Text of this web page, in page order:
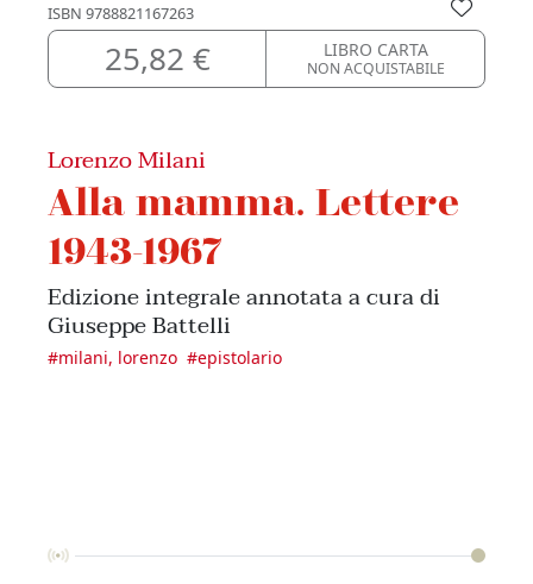
ISBN 9788821167263
25,82 € LIBRO CARTA
NON ACQUISTABILE
Lorenzo Milani
Alla mamma. Lettere
1943-1967
Edizione integrale annotata a cura di
Giuseppe Battelli
#milani, lorenzo #epistolario